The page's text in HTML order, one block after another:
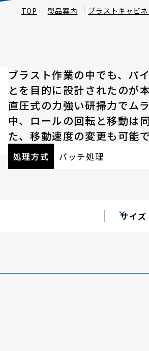
TOP 製品案内 ブラストキャビネ
ブラスト作業の中でも、パ
とを目的に設計されたのが本
直圧式の力強い研掃力でム
中、ロールの回転と移動は
た、移動速度の変更も可能で
処理方式 バッチ処理
サイズ